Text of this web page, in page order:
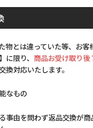
物とは違っていた等、お客
に限り、 商品お受け取り後
換対応いたします。
なもの
事由を問わず返品交換が